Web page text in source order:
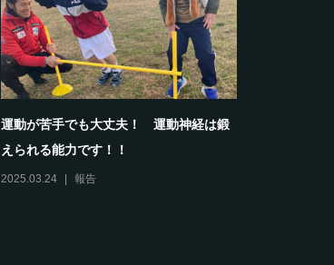
運動が苦手でも大丈夫！ 運動神経は鍛
えられる能力です！！
2025.03.24 報告